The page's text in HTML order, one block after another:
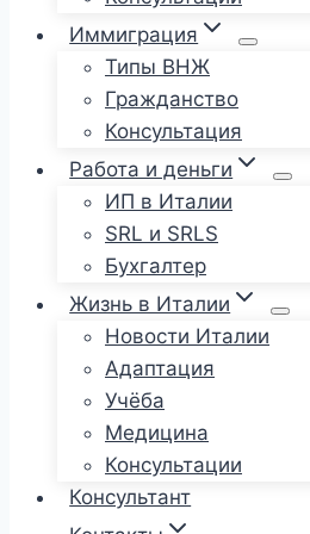
Иммиграция
Типы ВНЖ
Гражданство
Консультация
Работа и деньги
ИП в Италии
SRL и SRLS
Бухгалтер
Жизнь в Италии
Новости Италии
Адаптация
Учёба
Медицина
Консультации
Консультант